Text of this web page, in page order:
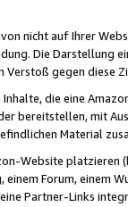
nicht auf Ihrer
Die Darstellung
Verstoß gegen diese
die eine
bereitstellen, mit
Material
Website
Forum, einem
Partner-Links